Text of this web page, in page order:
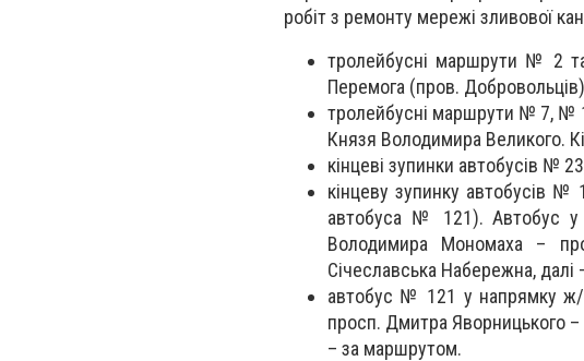
робіт з ремонту мережі зливової
тролейбусні маршрути № 2
Перемога (пров.
тролейбусні маршрути № 7, №
Князя Володимира Великого.
кінцеві зупинки автобусів №
кінцеву зупинку автобусів
автобуса № 121). Автобус
Володимира Мономаха –
Січеславська Набережна,
автобус № 121 у напрямку ж/
просп. Дмитра Яворницького
– за маршрутом.